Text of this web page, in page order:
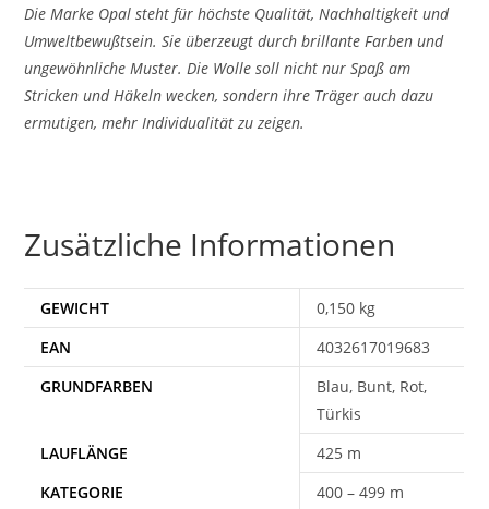
Die Marke Opal steht für höchste Qualität, Nachhaltigkeit und
Umweltbewußtsein. Sie überzeugt durch brillante Farben und
ungewöhnliche Muster. Die Wolle soll nicht nur Spaß am
Stricken und Häkeln wecken, sondern ihre Träger auch dazu
ermutigen, mehr Individualität zu zeigen.
Zusätzliche Informationen
GEWICHT
0,150 kg
EAN
4032617019683
Blau, Bunt, Rot,
Türkis
425 m
400 – 499 m